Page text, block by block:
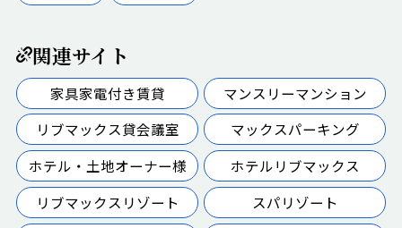
関連サイト
家具家電付き賃貸
マンスリーマンション
リブマックス貸会議室
マックスパーキング
ホテル・土地オーナー様
ホテルリブマックス
リブマックスリゾート
スパリゾート